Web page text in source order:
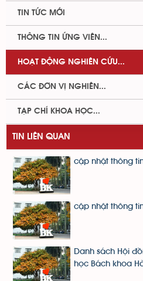
TIN TỨC MỚI
THÔNG TIN ỨNG VIÊN...
HOẠT ĐỘNG NGHIÊN CỨU...
CÁC ĐƠN VỊ NGHIÊN...
TẠP CHÍ KHOA HỌC...
TIN LIÊN QUAN
cập nhật thông
cập nhật thông
Danh sách Hội
học Bách khoa